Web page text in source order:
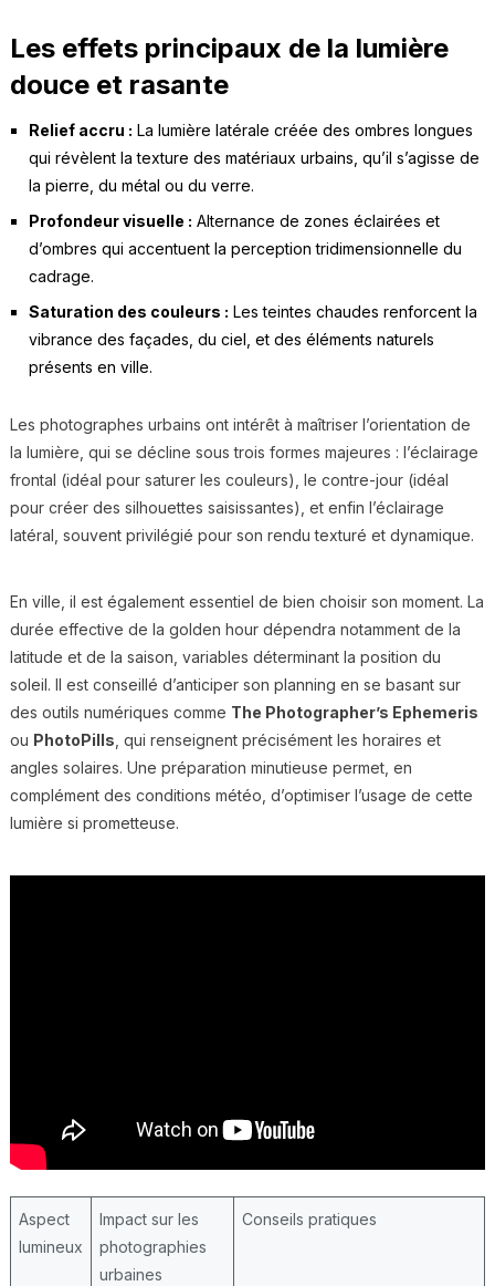
Les effets principaux de la lumière
douce et rasante
Relief accru : La lumière latérale créée des ombres longues
qui révèlent la texture des matériaux urbains, qu’il s’agisse de
la pierre, du métal ou du verre.
Profondeur visuelle : Alternance de zones éclairées et
d’ombres qui accentuent la perception tridimensionnelle du
cadrage.
Saturation des couleurs : Les teintes chaudes renforcent la
vibrance des façades, du ciel, et des éléments naturels
présents en ville.
Les photographes urbains ont intérêt à maîtriser l’orientation de
la lumière, qui se décline sous trois formes majeures : l’éclairage
frontal (idéal pour saturer les couleurs), le contre-jour (idéal
pour créer des silhouettes saisissantes), et enfin l’éclairage
latéral, souvent privilégié pour son rendu texturé et dynamique.
En ville, il est également essentiel de bien choisir son moment. La
durée effective de la golden hour dépendra notamment de la
latitude et de la saison, variables déterminant la position du
soleil. Il est conseillé d’anticiper son planning en se basant sur
des outils numériques comme The Photographer’s Ephemeris
ou PhotoPills , qui renseignent précisément les horaires et
angles solaires. Une préparation minutieuse permet, en
complément des conditions météo, d’optimiser l’usage de cette
lumière si prometteuse.
Aspect
lumineux
Impact sur les
photographies
urbaines
Conseils pratiques